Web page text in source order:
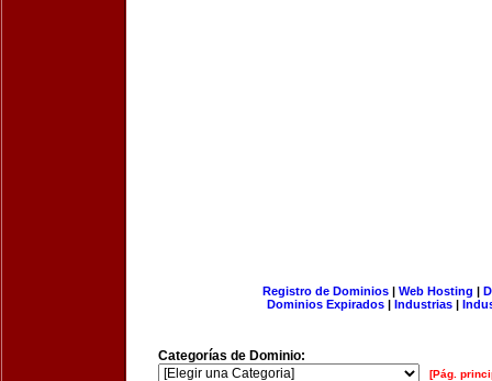
Registro de Dominios| Web Hosting |
Dominios Expirados | Industrias |
Categorías de Dominio:
[Pág.